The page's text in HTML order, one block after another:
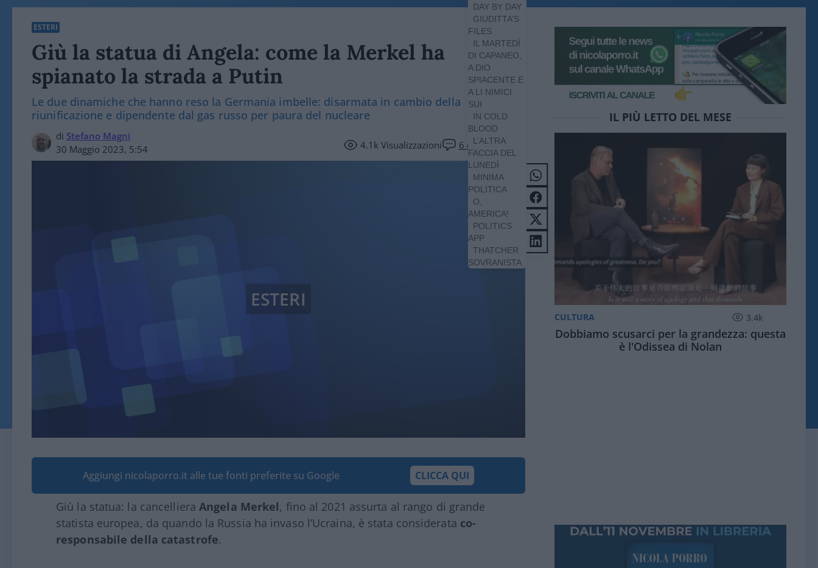
DAY BY DAY
GIUDITTA’S
FILES
IL MARTEDÌ
DI CAPANEO,
A DIO
SPIACENTE E
A LI NIMICI
SUI
IN COLD
BLOOD
L’ALTRA
FACCIA DEL
LUNEDÌ
MINIMA
POLITICA
O,
AMERICA!
POLITICS
APP
THATCHER
SOVRANISTA
ESTERI
Giù la statua di Angela: come la Merkel ha
spianato la strada a Putin
Le due dinamiche che hanno reso la Germania imbelle: disarmata in cambio della
riunificazione e dipendente dal gas russo per paura del nucleare
di Stefano Magni
30 Maggio 2023, 5:54
4.1k Visualizzazioni 6 commenti
ESTERI
Aggiungi nicolaporro.it alle tue fonti preferite su Google CLICCA QUI
Giù la statua: la cancelliera Angela Merkel, fino al 2021 assurta al rango di grande
statista europea, da quando la Russia ha invaso l’Ucraina, è stata considerata co-
responsabile della catastrofe.
IL PIÙ LETTO DEL MESE
CULTURA 3.4k
Dobbiamo scusarci per la grandezza: questa
è l'Odissea di Nolan